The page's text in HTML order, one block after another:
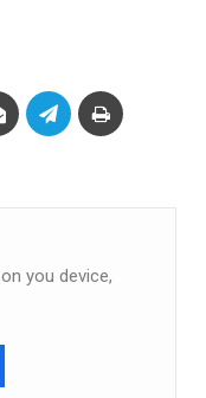
you device,